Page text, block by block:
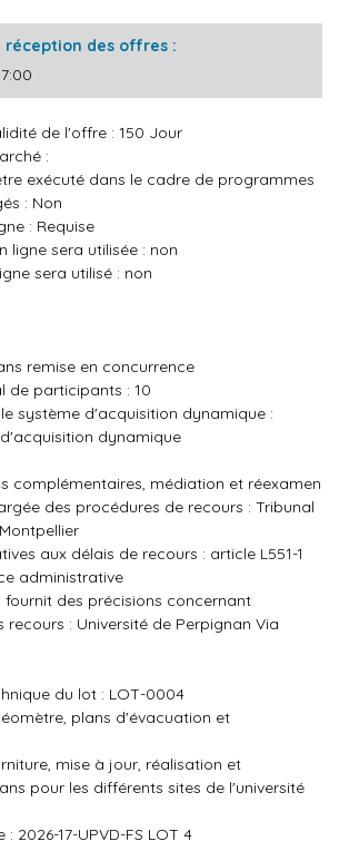
réception des offres :
de l'offre : 150 Jour
:
exécuté dans le cadre de programmes
: Non
: Requise
ligne sera utilisée : non
sera utilisé : non
remise en concurrence
de participants : 10
système d'acquisition dynamique :
dynamique
complémentaires, médiation et réexamen
des procédures de recours : Tribunal
aux délais de recours : article L551-1
administrative
des précisions concernant
: Université de Perpignan Via
du lot : LOT-0004
plans d'évacuation et
mise à jour, réalisation et
pour les différents sites de l'université
2026-17-UPVD-FS LOT 4